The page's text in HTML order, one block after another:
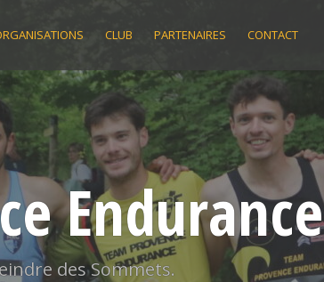
CLUB PARTENAIRES CONTACT
Endurance
des Sommets.